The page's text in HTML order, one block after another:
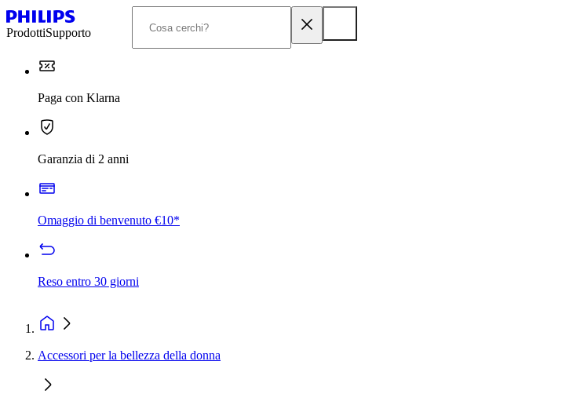
ProdottiSupporto
Paga con Klarna
Garanzia di 2 anni
Omaggio di benvenuto €10*
Reso entro 30 giorni
Accessori per la bellezza della donna